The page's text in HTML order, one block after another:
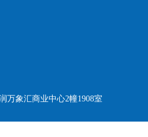
万象汇商业中心2幢1908室